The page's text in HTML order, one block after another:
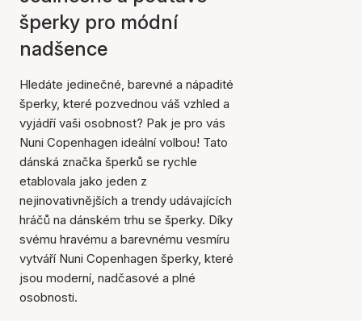
šperky pro módní
nadšence
Hledáte jedinečné, barevné a nápadité
šperky, které pozvednou váš vzhled a
vyjádří vaši osobnost? Pak je pro vás
Nuni Copenhagen ideální volbou! Tato
dánská značka šperků se rychle
etablovala jako jeden z
nejinovativnějších a trendy udávajících
hráčů na dánském trhu se šperky. Díky
svému hravému a barevnému vesmíru
vytváří Nuni Copenhagen šperky, které
jsou moderní, nadčasové a plné
osobnosti.